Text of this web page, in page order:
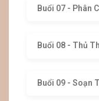
Buổi 07 - Phân
Buổi 08 - Thủ
Buổi 09 - Soạn